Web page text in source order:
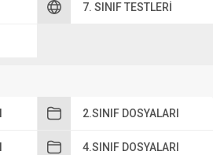
7. SINIF TESTLERI
2.SINIF DOSYALARI
4.SINIF DOSYALARI